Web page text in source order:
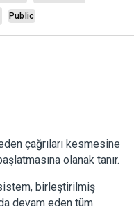
Public
çağrıları kesmesine
olanak tanır.
birleştirilmiş
devam eden tüm